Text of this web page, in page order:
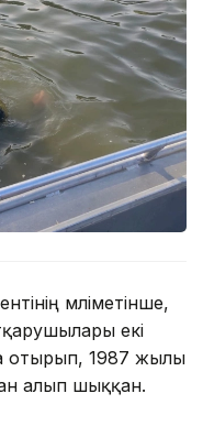
мәліметінше,
екі
отырып, 1987 жылы
алып шыққан.